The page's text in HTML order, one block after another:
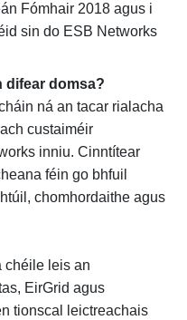
Fómhair 2018 agus i
sin do ESB Networks
difear domsa?
ná an tacar rialacha
custaiméir
inniu. Cinntítear
féin go bhfuil
chomhordaithe agus
chéile leis an
EirGrid agus
tionscal leictreachais